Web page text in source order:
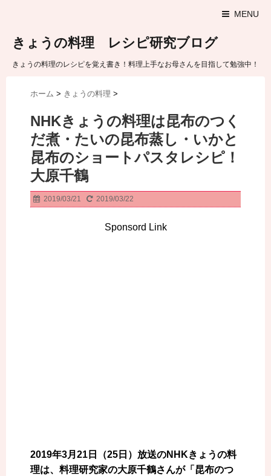
MENU
きょうの料理 レシピ研究ブログ
きょうの料理のレシピを覚え書き！料理上手なお母さんを目指して勉強中！
ホーム > きょうの料理 >
NHKきょうの料理は昆布のつく
だ煮・たいの昆布蒸し・いかと
昆布のショートパスタレシピ！
大原千鶴
2019/03/21 2019/03/22
Sponsord Link
2019年3月21日（25日）放送のNHKきょうの料
理は、料理研究家の大原千鶴さんが「昆布のつ